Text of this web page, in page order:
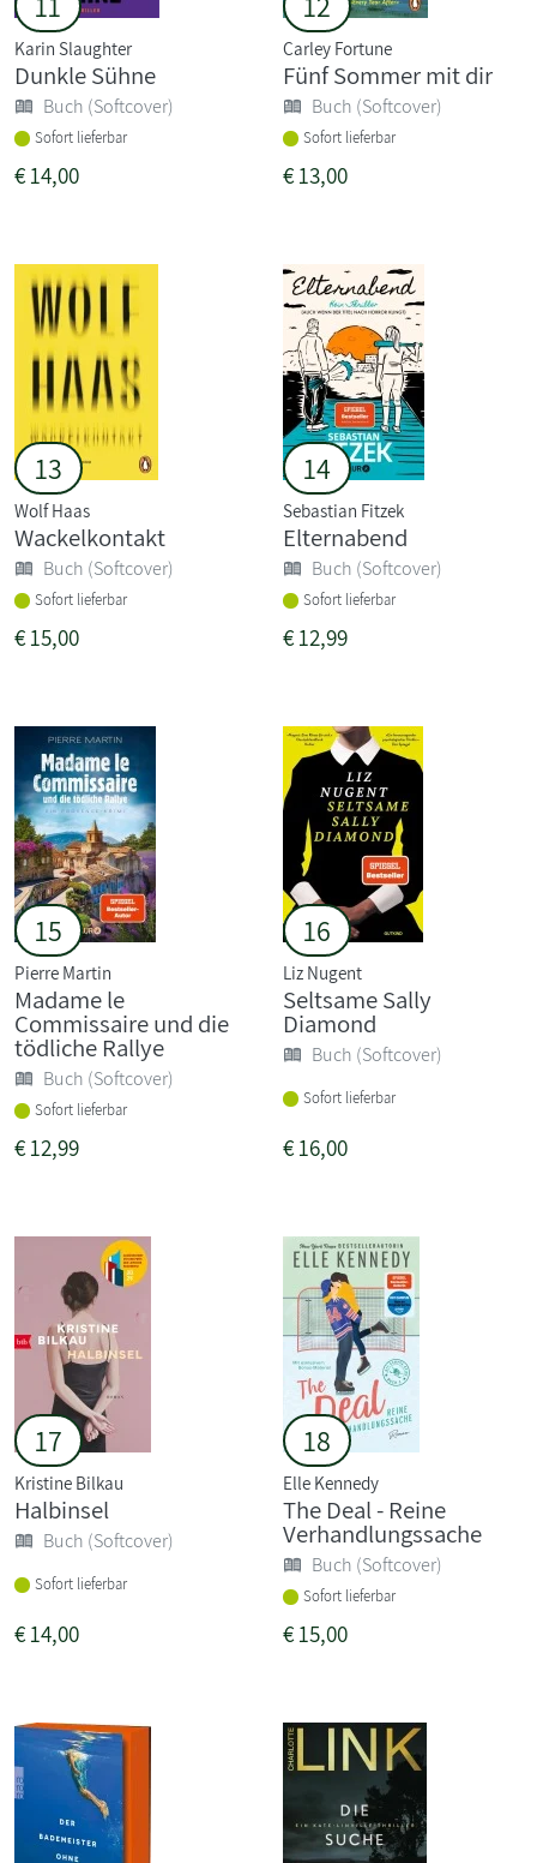
Karin Slaughter
Dunkle Sühne
Buch (Softcover)
Sofort lieferbar
€14,00
Carley Fortune
Fünf Sommer mit dir
Buch (Softcover)
Sofort lieferbar
€13,00
13
Wolf Haas
Wackelkontakt
Buch (Softcover)
Sofort lieferbar
€15,00
14
Sebastian Fitzek
Elternabend
Buch (Softcover)
Sofort lieferbar
€12,99
15
Pierre Martin
Madame le
Commissaire und die
tödliche Rallye
Buch (Softcover)
Sofort lieferbar
€12,99
16
Liz Nugent
Seltsame Sally
Diamond
Buch (Softcover)
Sofort lieferbar
€16,00
17
Kristine Bilkau
Halbinsel
Buch (Softcover)
Sofort lieferbar
€14,00
18
Elle Kennedy
The Deal - Reine
Verhandlungssache
Buch (Softcover)
Sofort lieferbar
€15,00